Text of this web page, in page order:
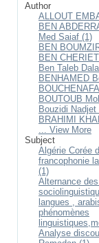
Author
ALLOUT
BEN
Med Saiaf (1)
BEN
BEN
Ben Taleb
BENHAMED
BOUTOUB
Bouzidi Nadjet
BRAHIMI
... View More
Subject
Algérie Corée
francophonie
(1)
Alternance
langues ,
phénomènes
Analyse